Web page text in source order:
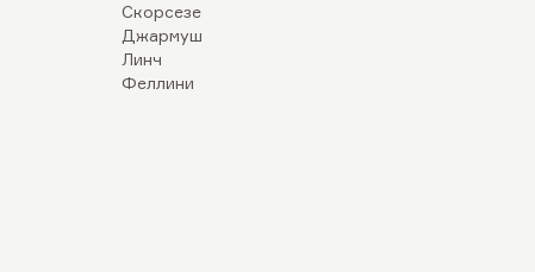
Скорсезе
Джармуш
Линч
Феллини